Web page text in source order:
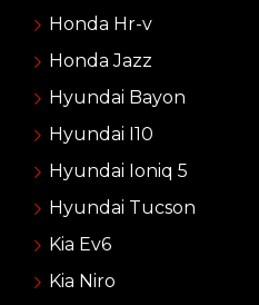
Honda Hr-v
Honda Jazz
Hyundai Bayon
Hyundai I10
Hyundai Ioniq 5
Hyundai Tucson
Kia Ev6
Kia Niro